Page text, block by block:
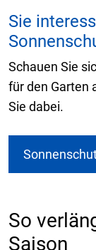
Sie
Schauen Sie
für den Garten
Sie dabei.
So
Saison